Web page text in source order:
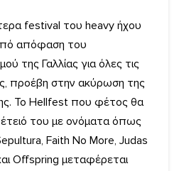
festival του heavy ήχου
απόφαση του
της Γαλλίας για όλες τις
προέβη στην ακύρωση της
Το Hellfest που φέτος θα
του με ονόματα όπως
Faith No More, Judas
Offspring μεταφέρεται